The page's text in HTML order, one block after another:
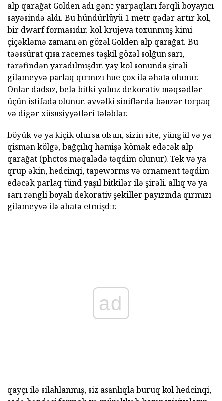
alp qarağat Golden adı gənc yarpaqları fərqli boyayıcı
sayəsində aldı. Bu hündürlüyü 1 metr qədər artır kol,
bir dwarf formasıdır. kol krujeva toxunmuş kimi
çiçəkləmə zamanı ən gözəl Golden alp qarağat. Bu
təəssürat qısa racemes təşkil gözəl solğun sarı,
tərəfindən yaradılmışdır. yay kol sonunda şirəli
giləmeyvə parlaq qırmızı hue çox ilə əhatə olunur.
Onlar dadsız, belə bitki yalnız dekorativ məqsədlər
üçün istifadə olunur. əvvəlki siniflərdə bənzər torpaq
və digər xüsusiyyətləri tələblər.
böyük və ya kiçik olursa olsun, sizin site, yüngül və ya
qismən kölgə, bağçılıq həmişə kömək edəcək alp
qarağat (photos məqalədə təqdim olunur). Tek və ya
qrup əkin, hedcinqi, tapeworms və ornament təqdim
edəcək parlaq tünd yaşıl bitkilər ilə şirəli. allıq və ya
sarı rəngli boyalı dekorativ şekiller payızında qırmızı
giləmeyvə ilə əhatə etmişdir.
ad
qayçı ilə silahlanmış, siz asanlıqla buruq kol hedcinqi,